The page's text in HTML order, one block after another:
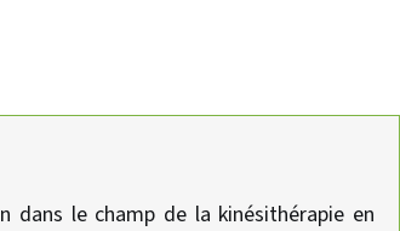
dans le champ de la kinésithérapie en